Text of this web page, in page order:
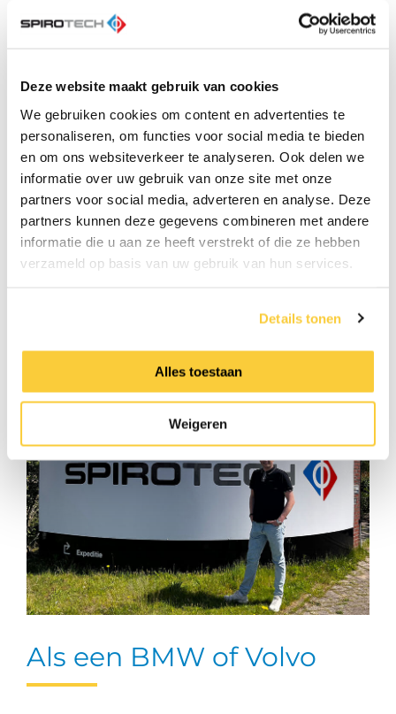
Deze website maakt gebruik van cookies
We gebruiken cookies om content en advertenties te
personaliseren, om functies voor social media te bieden
en om ons websiteverkeer te analyseren. Ook delen we
informatie over uw gebruik van onze site met onze
partners voor social media, adverteren en analyse. Deze
partners kunnen deze gegevens combineren met andere
informatie die u aan ze heeft verstrekt of die ze hebben
verzameld op basis van uw gebruik van hun services.
Details tonen
Alles toestaan
Weigeren
Of hij vaak met lege handen weer in zijn auto
stapt, na een bedrijfsbezoek? “Nee, ik merk juist
naam. Omdat ik Spirotech vertegenwoordig,
gaan er veel deuren open. We worden echt wel
serieus genomen. Dat komt ook door ons
imago. We staan erom bekend dat we doorgaan
tot er een oplossing is voor een bepaald
probleem. Onze vakmensen mogen graag een
mooie puzzel oplossen en we gaan verder waar
anderen ophouden. Daardoor staan we goed
bekend in onze sector. Het beschrijft ook hoe ik
werk: ver gaan voor onze klanten, mezelf in hen
Als een BMW of Volvo